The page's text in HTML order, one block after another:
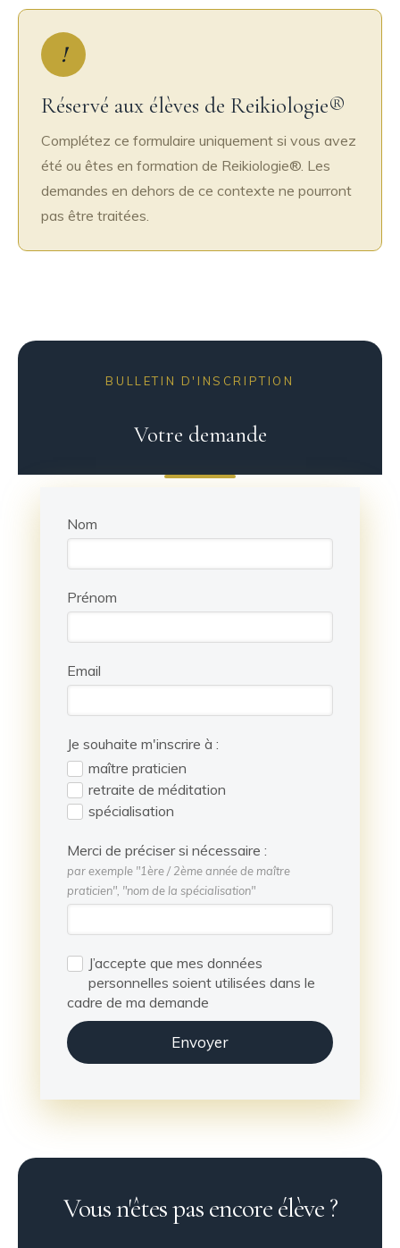
!
Réservé aux élèves de Reikiologie®
Complétez ce formulaire uniquement si vous avez
été ou êtes en formation de Reikiologie®. Les
demandes en dehors de ce contexte ne pourront
pas être traitées.
BULLETIN D'INSCRIPTION
Votre demande
Nom
Prénom
Email
Je souhaite m'inscrire à :
maître praticien
retraite de méditation
spécialisation
Merci de préciser si nécessaire :
par exemple "1ère / 2ème année de maître
praticien", "nom de la spécialisation"
J’accepte que mes données
personnelles soient utilisées dans le
cadre de ma demande
Envoyer
Vous n'êtes pas encore élève ?